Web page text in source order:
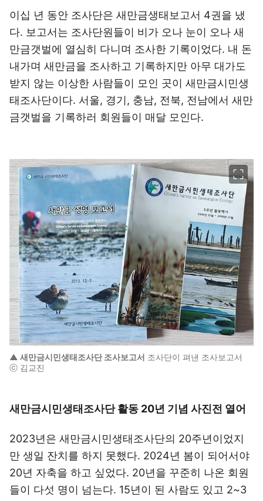
이십 년 동안 조사단은 새만금생태보고서 4권을 냈
다. 보고서는 조사단원들이 비가 오나 눈이 오나 새
만금갯벌에 열심히 다니며 조사한 기록이었다. 내 돈
내가며 새만금을 조사하고 기록하지만 아무 대가도
받지 않는 이상한 사람들이 모인 곳이 새만금시민생
태조사단이다. 서울, 경기, 충남, 전북, 전남에서 새만
금갯벌을 기록하러 회원들이 매달 모인다.
▲ 새만금시민생태조사단 조사보고서 조사단이 펴낸 조사보고서
ⓒ 김교진
새만금시민생태조사단 활동 20년 기념 사진전 열어
2023년은 새만금시민생태조사단의 20주년이었지
만 생일 잔치를 하지 못했다. 2024년 봄이 되어서야
20년 자축을 하고 싶었다. 20년을 꾸준히 나온 회원
들이 다섯 명이 넘는다. 15년이 된 사람도 있고 2~3